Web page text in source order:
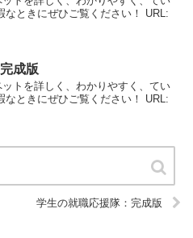
なときにぜひご覧ください！ URL:
成版
トを詳しく、わかりやすく、てい
なときにぜひご覧ください！ URL:
：完成版
学生の就職応援隊：完成版